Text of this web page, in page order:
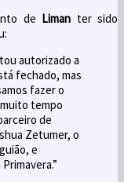
de Liman ter sido
autorizado a
fechado, mas
fazer o
tempo
de
Zetumer, o
e